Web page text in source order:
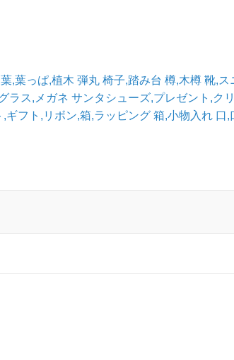
,葉っぱ,植木 弾丸 椅子,踏み台 樽,木樽 靴,ス
ラス,メガネ サンタシューズ,プレゼント,ク
,ギフト,リボン,箱,ラッピング 箱,小物入れ 口,